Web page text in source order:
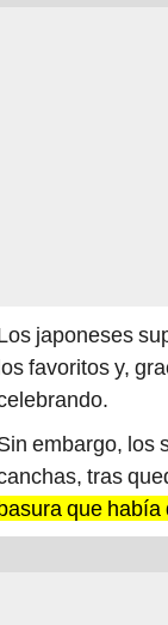
japoneses
favoritos y,
embargo, los
tras
que había